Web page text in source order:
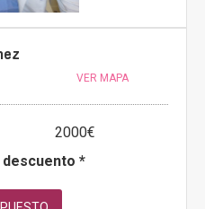
VER MAPA
2000€
descuento *